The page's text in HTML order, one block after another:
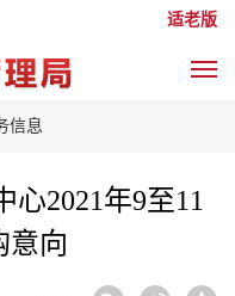
适老版
信息
2021年9至11
意向